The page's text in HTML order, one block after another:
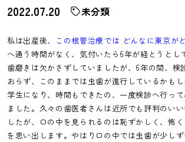
2022.07.20 未分類
私は出産後、 この根管治療では どんなに東京が
へ通う時間がなく、気付いたら6年が経とうとし
歯磨きは欠かさずしていましたが、6年の間、検
おらず、このままでは虫歯が進行しているかも
学生になり、時間もできたの、一度検診へ行っ
ました。久々の歯医者さんは近所でも評判のい
したが、口の中を見られるのは恥ずかしく、怖
を思い出します。やはり口の中では虫歯が少し